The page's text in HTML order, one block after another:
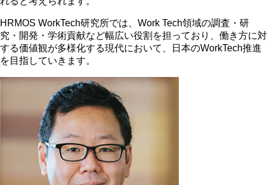
HRMOS WorkTech研究所では、Work Tech領域の調査・研
究・開発・学術貢献など幅広い役割を担っており、働き方に対
する価値観が多様化する現代において、日本のWorkTech推進
を目指していきます。